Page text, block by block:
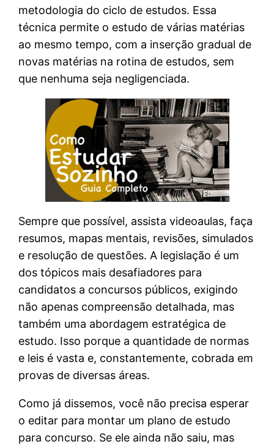
metodologia do ciclo de estudos. Essa
técnica permite o estudo de várias matérias
ao mesmo tempo, com a inserção gradual de
novas matérias na rotina de estudos, sem
que nenhuma seja negligenciada.
Sempre que possível, assista videoaulas, faça
resumos, mapas mentais, revisões, simulados
e resolução de questões. A legislação é um
dos tópicos mais desafiadores para
candidatos a concursos públicos, exigindo
não apenas compreensão detalhada, mas
também uma abordagem estratégica de
estudo. Isso porque a quantidade de normas
e leis é vasta e, constantemente, cobrada em
provas de diversas áreas.
Como já dissemos, você não precisa esperar
o editar para montar um plano de estudo
para concurso. Se ele ainda não saiu, mas